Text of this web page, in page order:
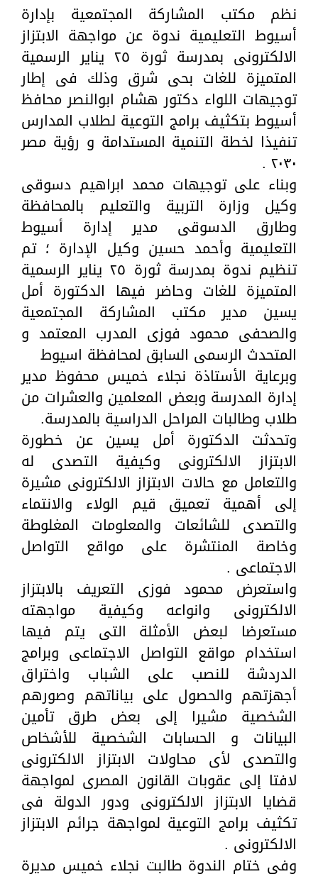
نظم مكتب المشاركة المجتمعية بإدارة
أسيوط التعليمية ندوة عن مواجهة الابتزاز
الالكترونى بمدرسة ثورة ٢٥ يناير الرسمية
المتميزة للغات بحى شرق وذلك فى إطار
توجيهات اللواء دكتور هشام ابوالنصر محافظ
أسيوط بتكثيف برامج التوعية لطلاب المدارس
تنفيذا لخطة التنمية المستدامة و رؤية مصر
٢٠٣٠ .
وبناء على توجيهات محمد ابراهيم دسوقى
وكيل وزارة التربية والتعليم بالمحافظة
وطارق الدسوقى مدير إدارة أسيوط
التعليمية وأحمد حسين وكيل الإدارة ؛ تم
تنظيم ندوة بمدرسة ثورة ٢٥ يناير الرسمية
المتميزة للغات وحاضر فيها الدكتورة أمل
يسين مدير مكتب المشاركة المجتمعية
والصحفى محمود فوزى المدرب المعتمد و
المتحدث الرسمى السابق لمحافظة اسيوط
وبرعاية الأستاذة نجلاء خميس محفوظ مدير
إدارة المدرسة وبعض المعلمين والعشرات من
طلاب وطالبات المراحل الدراسية بالمدرسة.
وتحدثت الدكتورة أمل يسين عن خطورة
الابتزاز الالكترونى وكيفية التصدى له
والتعامل مع حالات الابتزاز الالكترونى مشيرة
إلى أهمية تعميق قيم الولاء والانتماء
والتصدى للشائعات والمعلومات المغلوطة
وخاصة المنتشرة على مواقع التواصل
الاجتماعى .
واستعرض محمود فوزى التعريف بالابتزاز
الالكترونى وانواعه وكيفية مواجهته
مستعرضا لبعض الأمثلة التى يتم فيها
استخدام مواقع التواصل الاجتماعى وبرامج
الدردشة للنصب على الشباب واختراق
أجهزتهم والحصول على بياناتهم وصورهم
الشخصية مشيرا إلى بعض طرق تأمين
البيانات و الحسابات الشخصية للأشخاص
والتصدى لأى محاولات الابتزاز الالكترونى
لافتا إلى عقوبات القانون المصرى لمواجهة
قضايا الابتزاز الالكترونى ودور الدولة فى
تكثيف برامج التوعية لمواجهة جرائم الابتزاز
الالكترونى .
وفى ختام الندوة طالبت نجلاء خميس مديرة